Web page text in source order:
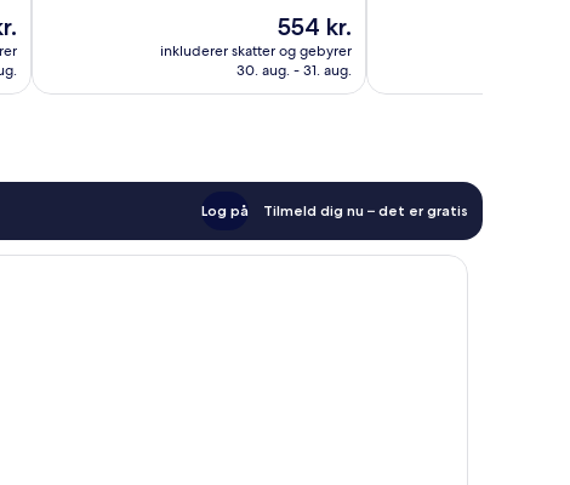
Prisen
er
554 kr.
554 kr.
inkluderer skatter og gebyrer
30. aug. - 31. aug.
Log på Tilmeld dig nu – det er gratis